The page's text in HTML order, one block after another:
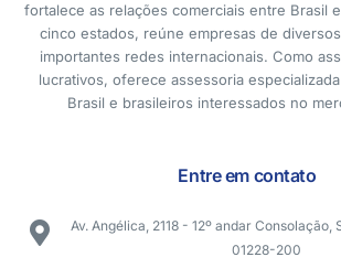
fortalece as relações comerciais entre Brasil
cinco estados, reúne empresas de
importantes redes internacionais. Como
lucrativos, oferece assessoria
Brasil e brasileiros interessados no
Entre em contato
Av. Angélica, 2118 - 12º andar Consolação,
01228-200